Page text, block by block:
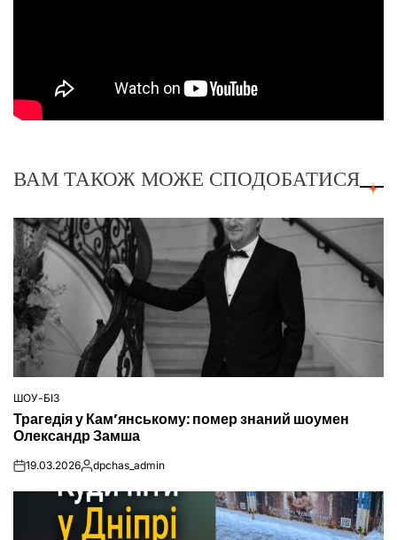
ВАМ ТАКОЖ МОЖЕ СПОДОБАТИСЯ
ОПУБЛІКУВАТИ
ШОУ-БІЗ
Трагедія у Кам’янському: помер знаний шоумен
Олександр Замша
on19.03.2026Опубліковано
dpchas_admin